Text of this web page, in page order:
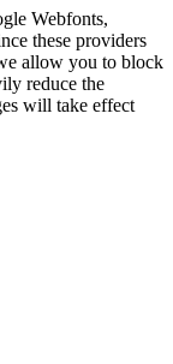
Webfonts,
these providers
allow you to block
reduce the
will take effect